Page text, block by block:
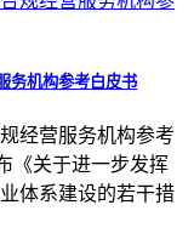
务机构参考白皮书
经营服务机构参考
《关于进一步发挥
体系建设的若干措